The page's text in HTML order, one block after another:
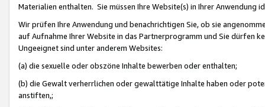
Materialien enthalten. Sie müssen Ihre Website(s) in Ihrer Anwendung
Wir prüfen Ihre Anwendung und benachrichtigen Sie, ob sie
auf Aufnahme Ihrer Website in das Partnerprogramm und Sie dürfen
Ungeeignet sind unter anderem Websites:
(a) die sexuelle oder obszöne Inhalte bewerben oder enthalten;
(b) die Gewalt verherrlichen oder gewalttätige Inhalte haben oder
anstiften,;